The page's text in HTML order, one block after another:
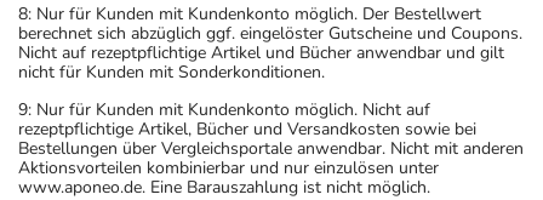
8: Nur für Kunden mit Kundenkonto möglich. Der Bestellwert
berechnet sich abzüglich ggf. eingelöster Gutscheine und Coupons.
Nicht auf rezeptpflichtige Artikel und Bücher anwendbar und gilt
nicht für Kunden mit Sonderkonditionen.
9: Nur für Kunden mit Kundenkonto möglich. Nicht auf
rezeptpflichtige Artikel, Bücher und Versandkosten sowie bei
Bestellungen über Vergleichsportale anwendbar. Nicht mit anderen
Aktionsvorteilen kombinierbar und nur einzulösen unter
www.aponeo.de. Eine Barauszahlung ist nicht möglich.